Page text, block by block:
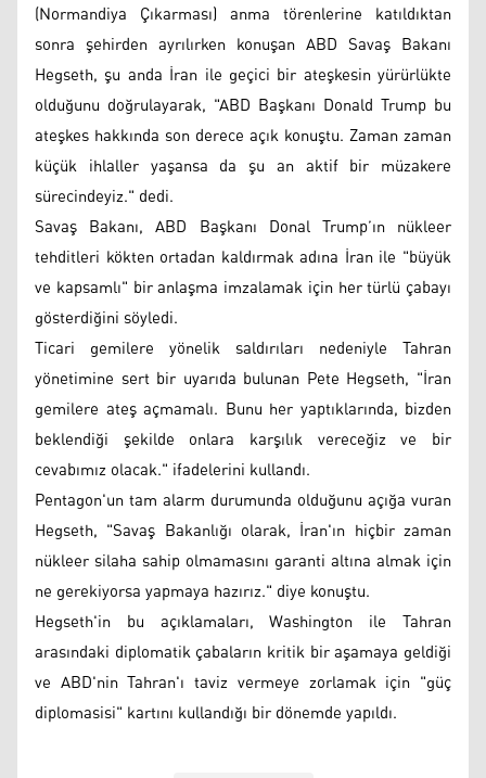
(Normandiya Çıkarması) anma törenlerine katıldıktan
sonra şehirden ayrılırken konuşan ABD Savaş Bakanı
Hegseth, şu anda İran ile geçici bir ateşkesin yürürlükte
olduğunu doğrulayarak, "ABD Başkanı Donald Trump bu
ateşkes hakkında son derece açık konuştu. Zaman zaman
küçük ihlaller yaşansa da şu an aktif bir müzakere
sürecindeyiz." dedi.
Savaş Bakanı, ABD Başkanı Donal Trump’ın nükleer
tehditleri kökten ortadan kaldırmak adına İran ile "büyük
ve kapsamlı" bir anlaşma imzalamak için her türlü çabayı
gösterdiğini söyledi.
Ticari gemilere yönelik saldırıları nedeniyle Tahran
yönetimine sert bir uyarıda bulunan Pete Hegseth, "İran
gemilere ateş açmamalı. Bunu her yaptıklarında, bizden
beklendiği şekilde onlara karşılık vereceğiz ve bir
cevabımız olacak." ifadelerini kullandı.
Pentagon'un tam alarm durumunda olduğunu açığa vuran
Hegseth, "Savaş Bakanlığı olarak, İran'ın hiçbir zaman
nükleer silaha sahip olmamasını garanti altına almak için
ne gerekiyorsa yapmaya hazırız." diye konuştu.
Hegseth'in bu açıklamaları, Washington ile Tahran
arasındaki diplomatik çabaların kritik bir aşamaya geldiği
ve ABD'nin Tahran'ı taviz vermeye zorlamak için "güç
diplomasisi" kartını kullandığı bir dönemde yapıldı.